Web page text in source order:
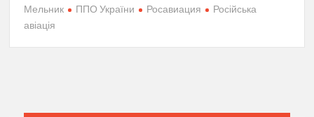
Мельник
ППО України Росавиация
Російська
авіація